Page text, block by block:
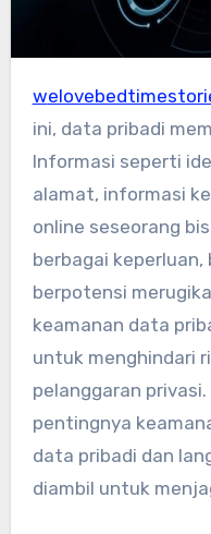
ini, data pribadi
Informasi seperti
alamat, informasi
online seseorang
berbagai keperluan,
berpotensi
keamanan data
untuk menghindari
pelanggaran
pentingnya
data pribadi dan
diambil untuk